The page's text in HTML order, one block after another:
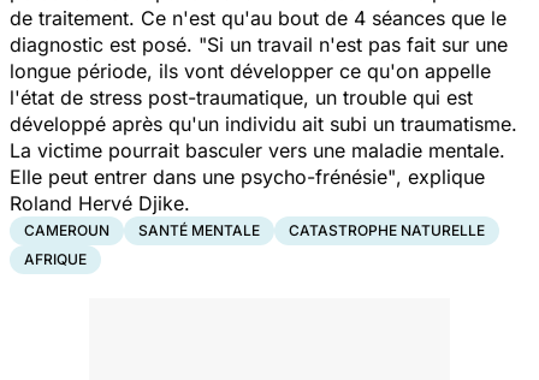
de traitement. Ce n'est qu'au bout de 4 séances que le
diagnostic est posé. "Si un travail n'est pas fait sur une
longue période, ils vont développer ce qu'on appelle
l'état de stress post-traumatique, un trouble qui est
développé après qu'un individu ait subi un traumatisme.
La victime pourrait basculer vers une maladie mentale.
Elle peut entrer dans une psycho-frénésie", explique
Roland Hervé Djike.
CAMEROUN SANTÉ MENTALE
CATASTROPHE NATURELLE
AFRIQUE